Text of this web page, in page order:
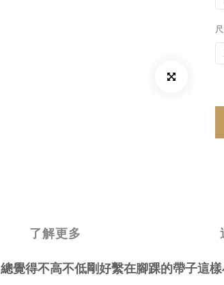
了解更多
總覺得不高不低剛好繫在腳踝的帶子這